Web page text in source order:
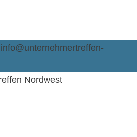
info@unternehmertreffen-